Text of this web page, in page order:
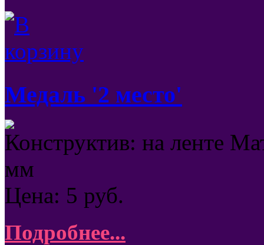
Медаль '2 место'
Конструктив: на ленте
мм
Цена: 5 руб.
Подробнее...